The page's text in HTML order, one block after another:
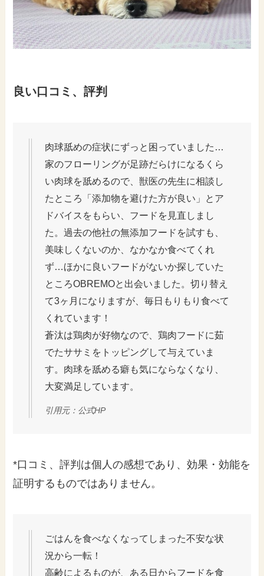
良い口コミ、評判
肉球舐めの症状にずっと困っていました…
家のフローリングが足跡だらけになるくら
い肉球を舐めるので、獣医の先生に相談し
たところ「添加物を避けた方が良い」とア
ドバイスをもらい、フードを見直しまし
た。過去の他社の無添加フードを試すも、
美味しくないのか、なかなか食べてくれ
ず…ほかに良いフードがないか探していた
ところOBREMOと出会いました。切り替え
て3ヶ月になりますが、毎日もりもり食べて
くれています！
蒼汰は鶏肉が好物なので、鶏肉フードに茹
でたササミをトッピングして与えていま
す。肉球を舐める癖も気にならなくなり、
大変満足しています。
引用元：公式HP
*口コミ、評判は個人の感想であり、効果・効能を
証明するものではありません。
ごはんを食べなくなってしまった不安な状
況から一転！
高齢によるものが、ある日からフードを食